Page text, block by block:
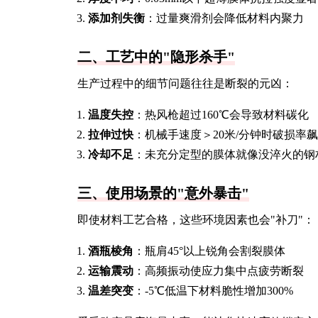
添加剂失衡 ：过量爽滑剂会降低材料内聚力
二、工艺中的"隐形杀手"
生产过程中的细节问题往往是断裂的元凶：
温度失控 ：热风枪超过160℃会导致材料碳化
拉伸过快 ：机械手速度＞20米/分钟时破损率
冷却不足 ：未充分定型的膜体就像没淬火的钢
三、使用场景的"意外暴击"
即使材料工艺合格，这些环境因素也会"补刀"：
酒瓶棱角 ：瓶肩45°以上锐角会割裂膜体
运输震动 ：高频振动使应力集中点疲劳断裂
温差突变 ：-5℃低温下材料脆性增加300%